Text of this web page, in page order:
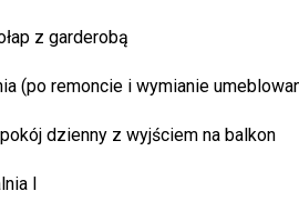
z garderobą
(po remoncie i wymianie
dzienny z wyjściem na balkon
I